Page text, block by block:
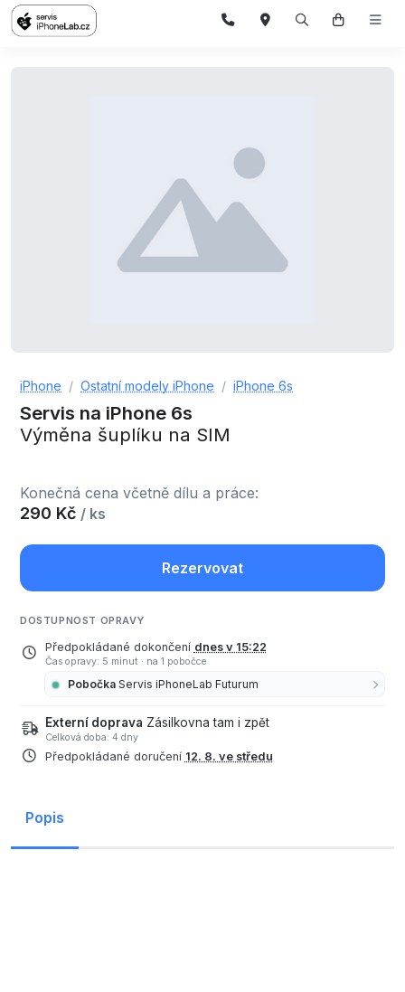
iPhone Ostatní modely iPhone iPhone 6s
Servis na iPhone 6s
Výměna šuplíku na SIM
Konečná cena včetně dílu a práce:
290 Kč / ks
Rezervovat
DOSTUPNOST OPRAVY
Předpokládané dokončení dnes v 15:22
Čas opravy: 5 minut · na 1 pobočce
Pobočka Servis iPhoneLab Futurum
Externí doprava Zásilkovna tam i zpět
Celková doba: 4 dny
Předpokládané doručení 12. 8. ve středu
Popis